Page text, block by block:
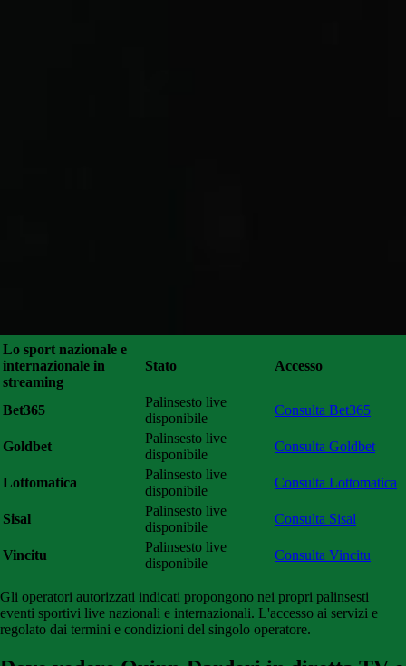
Lo sport nazionale e
internazionale in
streaming
Stato Accesso
Bet365
Palinsesto live
disponibile
Consulta Bet365
Goldbet
Palinsesto live
disponibile
Consulta Goldbet
Lottomatica
Palinsesto live
disponibile
Consulta Lottomatica
Sisal
Palinsesto live
disponibile
Consulta Sisal
Vincitu
Palinsesto live
disponibile
Consulta Vincitu
Gli operatori autorizzati indicati propongono nei propri palinsesti
eventi sportivi live nazionali e internazionali. L'accesso ai servizi e
regolato dai termini e condizioni del singolo operatore.